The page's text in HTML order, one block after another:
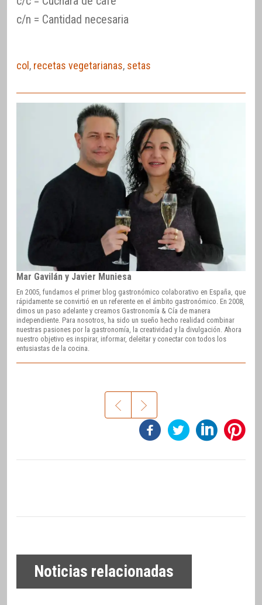
c/n = Cantidad necesaria
col , recetas vegetarianas, setas
Mar Gavilán y Javier Muniesa
En 2005, fundamos el primer blog gastronómico colaborativo en España, que
rápidamente se convirtió en un referente en el ámbito gastronómico. En 2008,
dimos un paso adelante y creamos Gastronomía & Cía de manera
independiente. Para nosotros, ha sido un sueño hecho realidad combinar
nuestras pasiones por la gastronomía, la creatividad y la divulgación. Ahora
nuestro objetivo es inspirar, informar, deleitar y conectar con todos los
entusiastas de la cocina.
Noticias relacionadas